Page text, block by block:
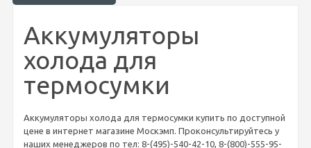
Аккумуляторы
холода для
термосумки
Аккумуляторы холода для термосумки купить по доступной
цене в интернет магазине Москэмп. Проконсультируйтесь у
наших менеджеров по тел: 8-(495)-540-42-10, 8-(800)-555-95-